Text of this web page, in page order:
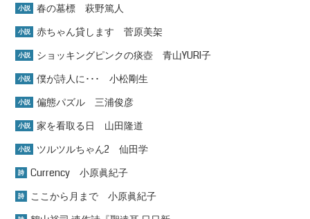
小説 春の墓標 萩野篤人
小説 赤ちゃん貸します 菅原美架
小説 ショッキングピンクの痰壺 青山YURI子
小説 僕が詩人に･･･ 小松剛生
小説 偏態パズル 三浦俊彦
小説 家を看取る日 山田隆道
小説 ツルツルちゃん2 仙田学
詩 Currency 小原眞紀子
詩 ここから月まで 小原眞紀子